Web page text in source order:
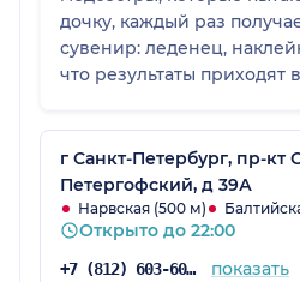
дочку, каждый раз
сувенир: леденец,
что результаты приходят
для забора крови:
отзванивается,
Всегда приходили очень
девушки, без опозданий,
с минимальным стрессом
Делала прививку
г Санкт-Петербург, пр-кт
Петергофский, д 39А
Нарвская (500 м)
Открыто до 22:00
+7 (812) 603-60-42 показать